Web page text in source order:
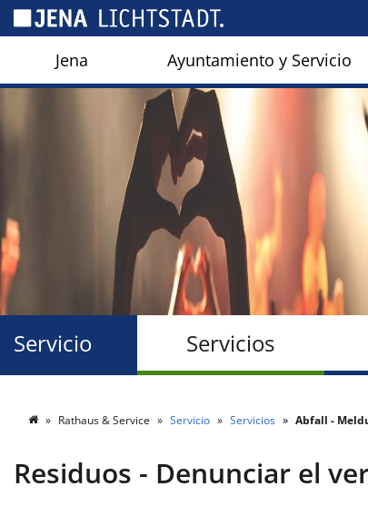
Jena Ayuntamiento y Servicio
Servicios
Servicio
Rathaus & Service Servicio Servicios Abfall -
Residuos - Denunciar el
Panel de gestión de cookies